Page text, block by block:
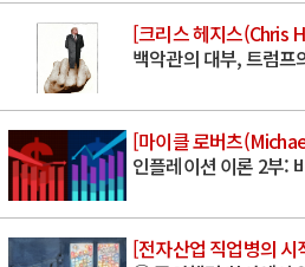
[크리스 헤지스(Chris
백악관의 대부, 트럼프
[마이클 로버츠
인플레이션 이론 2부:
[전자산업 직업병의